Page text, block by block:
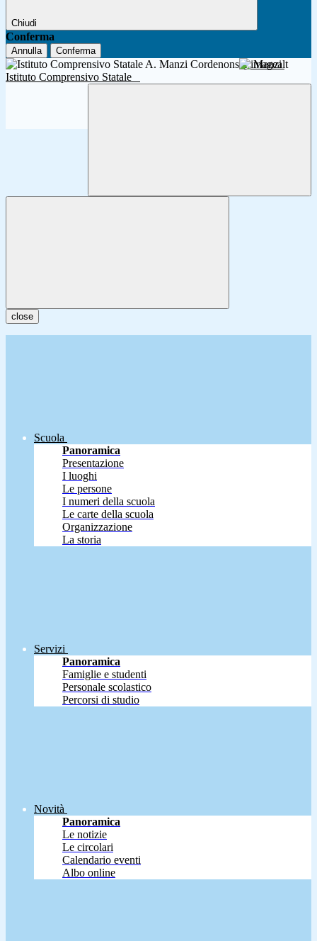
Chiudi
Conferma
Annulla Conferma
A. Manzi
Istituto Comprensivo Statale
close
Scuola
Panoramica
Presentazione
I luoghi
Le persone
I numeri della scuola
Le carte della scuola
Organizzazione
La storia
Servizi
Panoramica
Famiglie e studenti
Personale scolastico
Percorsi di studio
Novità
Panoramica
Le notizie
Le circolari
Calendario eventi
Albo online